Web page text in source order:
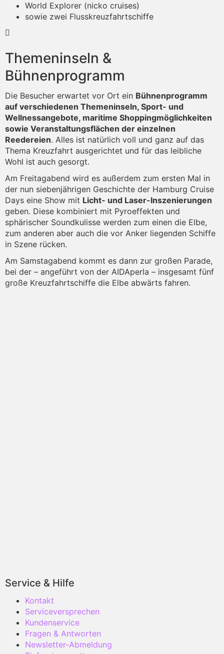
World Explorer (nicko cruises)
sowie zwei Flusskreuzfahrtschiffe
Themeninseln &
Bühnenprogramm
Die Besucher erwartet vor Ort ein Bühnenprogramm
auf verschiedenen Themeninseln, Sport- und
Wellnessangebote, maritime Shoppingmöglichkeiten
sowie Veranstaltungsflächen der einzelnen
Reedereien. Alles ist natürlich voll und ganz auf das
Thema Kreuzfahrt ausgerichtet und für das leibliche
Wohl ist auch gesorgt.
Am Freitagabend wird es außerdem zum ersten Mal in
der nun siebenjährigen Geschichte der Hamburg Cruise
Days eine Show mit Licht- und Laser-Inszenierungen
geben. Diese kombiniert mit Pyroeffekten und
sphärischer Soundkulisse werden zum einen die Elbe,
zum anderen aber auch die vor Anker liegenden Schiffe
in Szene rücken.
Am Samstagabend kommt es dann zur großen Parade,
bei der – angeführt von der AIDAperla – insgesamt fünf
große Kreuzfahrtschiffe die Elbe abwärts fahren.
Service & Hilfe
Kontakt
Serviceversprechen
Kundenservice
Fragen & Antworten
Newsletter-Abmeldung